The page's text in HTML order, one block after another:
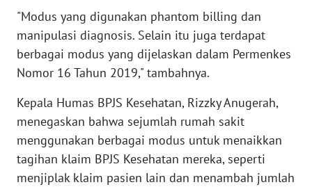
"Modus yang digunakan phantom billing dan
manipulasi diagnosis. Selain itu juga terdapat
berbagai modus yang dijelaskan dalam Permenkes
Nomor 16 Tahun 2019," tambahnya.
Kepala Humas BPJS Kesehatan, Rizzky Anugerah,
menegaskan bahwa sejumlah rumah sakit
menggunakan berbagai modus untuk menaikkan
tagihan klaim BPJS Kesehatan mereka, seperti
menjiplak klaim pasien lain dan menambah jumlah
Regional
WN
SUMUT
WN
JAKARTA
WN
JABAR